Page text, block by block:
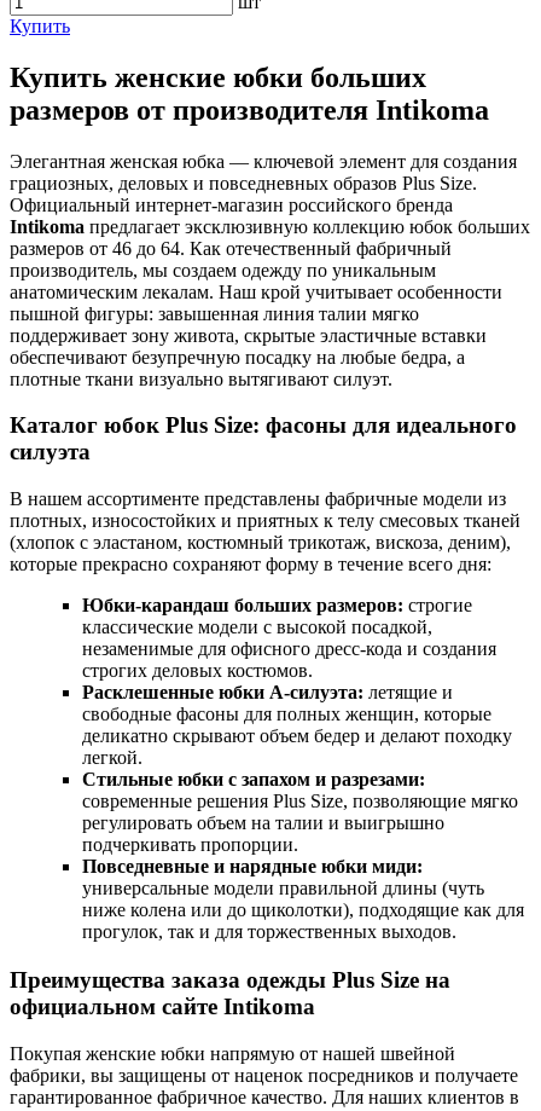
Купить
Купить женские юбки больших
размеров от производителя Intikoma
Элегантная женская юбка — ключевой элемент для создания
грациозных, деловых и повседневных образов Plus Size.
Официальный интернет-магазин российского бренда
Intikoma предлагает эксклюзивную коллекцию юбок больших
размеров от 46 до 64. Как отечественный фабричный
производитель, мы создаем одежду по уникальным
анатомическим лекалам. Наш крой учитывает особенности
пышной фигуры: завышенная линия талии мягко
поддерживает зону живота, скрытые эластичные вставки
обеспечивают безупречную посадку на любые бедра, а
плотные ткани визуально вытягивают силуэт.
Каталог юбок Plus Size: фасоны для идеального
силуэта
В нашем ассортименте представлены фабричные модели из
плотных, износостойких и приятных к телу смесовых тканей
(хлопок с эластаном, костюмный трикотаж, вискоза, деним),
которые прекрасно сохраняют форму в течение всего дня:
Юбки-карандаш больших размеров: строгие
классические модели с высокой посадкой,
незаменимые для офисного дресс-кода и создания
строгих деловых костюмов.
Расклешенные юбки А-силуэта: летящие и
свободные фасоны для полных женщин, которые
деликатно скрывают объем бедер и делают походку
легкой.
Стильные юбки с запахом и разрезами:
современные решения Plus Size, позволяющие мягко
регулировать объем на талии и выигрышно
подчеркивать пропорции.
Повседневные и нарядные юбки миди:
универсальные модели правильной длины (чуть
ниже колена или до щиколотки), подходящие как для
прогулок, так и для торжественных выходов.
Преимущества заказа одежды Plus Size на
официальном сайте Intikoma
Покупая женские юбки напрямую от нашей швейной
фабрики, вы защищены от наценок посредников и получаете
гарантированное фабричное качество. Для наших клиентов в